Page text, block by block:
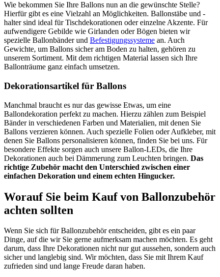
Wie bekommen Sie Ihre Ballons nun an die gewünschte Stelle?
Hierfür gibt es eine Vielzahl an Möglichkeiten. Ballonstäbe und -
halter sind ideal für Tischdekorationen oder einzelne Akzente. Für
aufwendigere Gebilde wie Girlanden oder Bögen bieten wir
spezielle Ballonbänder und Befestigungssysteme an. Auch
Gewichte, um Ballons sicher am Boden zu halten, gehören zu
unserem Sortiment. Mit dem richtigen Material lassen sich Ihre
Ballonträume ganz einfach umsetzen.
Dekorationsartikel für Ballons
Manchmal braucht es nur das gewisse Etwas, um eine
Ballondekoration perfekt zu machen. Hierzu zählen zum Beispiel
Bänder in verschiedenen Farben und Materialien, mit denen Sie
Ballons verzieren können. Auch spezielle Folien oder Aufkleber, mit
denen Sie Ballons personalisieren können, finden Sie bei uns. Für
besondere Effekte sorgen auch unsere Ballon-LEDs, die Ihre
Dekorationen auch bei Dämmerung zum Leuchten bringen. Das
richtige Zubehör macht den Unterschied zwischen einer
einfachen Dekoration und einem echten Hingucker.
Worauf Sie beim Kauf von Ballonzubehör
achten sollten
Wenn Sie sich für Ballonzubehör entscheiden, gibt es ein paar
Dinge, auf die wir Sie gerne aufmerksam machen möchten. Es geht
darum, dass Ihre Dekorationen nicht nur gut aussehen, sondern auch
sicher und langlebig sind. Wir möchten, dass Sie mit Ihrem Kauf
zufrieden sind und lange Freude daran haben.